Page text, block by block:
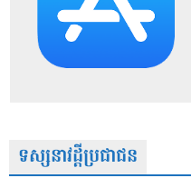
ទស្សនាវដ្តីប្រជាជន